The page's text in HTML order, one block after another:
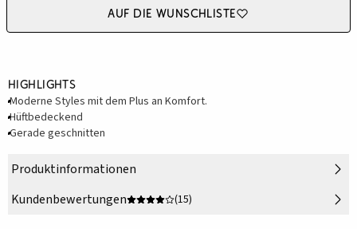
Auf die Wunschliste
Highlights
Moderne Styles mit dem Plus an Komfort.
Hüftbedeckend
Gerade geschnitten
Produktinformationen
Kundenbewertungen
(15)